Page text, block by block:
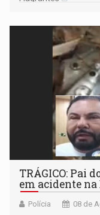
TRÁGICO: Pai
em acidente na
Polícia 08 de